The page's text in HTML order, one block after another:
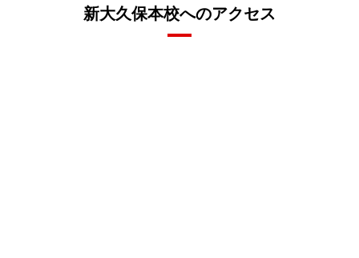
新大久保本校へのアクセス